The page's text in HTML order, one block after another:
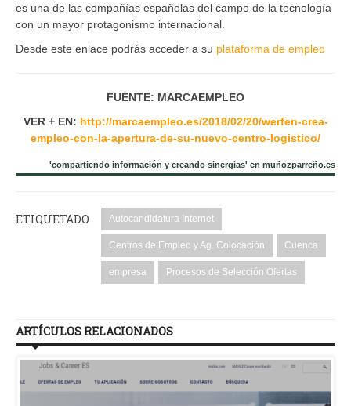
es una de las compañías españolas del campo de la tecnología
con un mayor protagonismo internacional.
Desde este enlace podrás acceder a su plataforma de empleo
FUENTE: MARCAEMPLEO
VER + EN: http://marcaempleo.es/2018/02/20/werfen-crea-
empleo-con-la-apertura-de-su-nuevo-centro-logistico/
'compartiendo información y creando sinergias' en muñozparreño.es
ETIQUETADO Autocandidatura Internet
Centros de Empleo y Ag. Colocación Cuenca
empresa Procesos de Selección Ofertas
ARTÍCULOS RELACIONADOS